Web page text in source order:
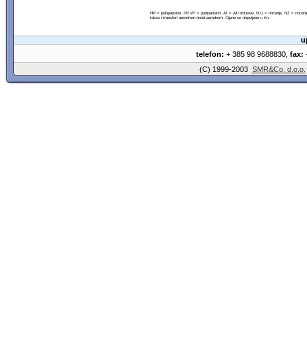
HP = polupansion, PP,VP = punipansion, AI = All Inclusive, N,U = nocenje, NZ =
takse i transferi aerodrom-hotel-aerodrom. Cijene so objavljene u Kn.
telefon: + 385 98 9688830, fax:
(C) 1999-2003 SMR&Co. d.o.o.